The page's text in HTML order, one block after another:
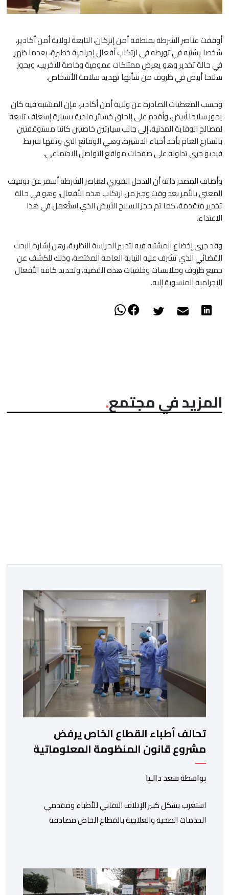
أوقفت عناصر الشرطة بمنطقة أمن إنزكان، التابعة لولاية أمن أكادير،
شخصا يشتبه في تورطه في ارتكاب أفعال إجرامية خطيرة، بعدما ظهر
في حالة تخدير وهو يعرض ممتلكات عمومية وخاصة للتخريب، ويحوز
سلاحا أبيض في ظروف من شأنها تهديد سلامة الأشخاص.
وحسب المعطيات الصادرة عن ولاية أمن أكادير، فإن المشتبه فيه كان
يحوز سلاحا أبيض، وأقدم على إلحاق خسائر مادية بسيارة إسعاف تابعة
لمصالح الوقاية المدنية، إلى جانب سيارتين خاصتين كانتا مستوقفتين
بالشارع العام بأحد أحياء الدشيرة، وهي الوقائع التي وثقها شريط
فيديو جرى تداوله على صفحات مواقع التواصل الاجتماعي.
وأضاف المصدر ذاته أن التدخل الفوري لعناصر الشرطة أسفر عن توقيف
المعني بالأمر بعد وقت وجيز من ارتكاب هذه الأفعال، وهو في حالة
تخدير متقدمة، كما تم حجز السلاح الأبيض الذي استُعمل في هذا
الاعتداء.
وقد جرى إخضاع المشتبه فيه لتدبير الحراسة النظرية، رهن إشارة البحث
القضائي الذي تشرف عليه النيابة العامة المختصة، وذلك للكشف عن
جميع ظروف وملابسات وخلفيات هذه القضية، وتحديد كافة الأفعال
الإجرامية المنسوبة إليه.
المزيد في مجتمع
تحالف أطباء القطاع الخاص يرفض
مشروع قانون المنظومة المعلوماتية
الصحية الوطنية المندمجة
بواسطة سعد دالـيا
استغرب بشكل كبير الإتلاف النقابي للأطباء ومقدمي
الخدمات الصحية والعلاجية بالقطاع الخاص مصادقة
اعتبره الائتلاف جاء في غياب تام للمقاربة التشاركية وعدم
أخذ رأي وملاحظات التمثيليات المهنية للأطباء ومقدمي